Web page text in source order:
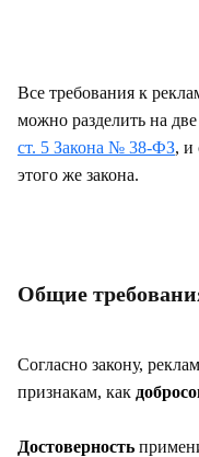
Все требования к
можно разделить на
ст. 5 Закона № 38-ФЗ, и
этого же закона.
Общие
Согласно закону,
признакам, как
Достоверность